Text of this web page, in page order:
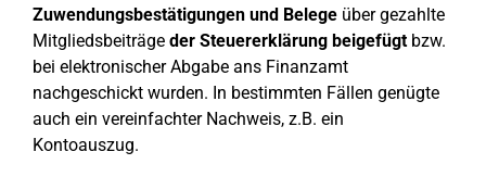
Zuwendungsbestätigungen und Belege über gezahlte
Mitgliedsbeiträge der Steuererklärung beigefügtbzw.
bei elektronischer Abgabe ans Finanzamt
nachgeschickt wurden. In bestimmten Fällen genügte
auch ein vereinfachter Nachweis, z.B. ein
Kontoauszug.